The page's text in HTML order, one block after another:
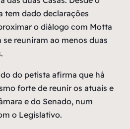
tem dado declarações
o diálogo com Motta
se reuniram ao menos duas
do petista afirma que há
forte de reunir os atuais e
e do Senado, num
o Legislativo.